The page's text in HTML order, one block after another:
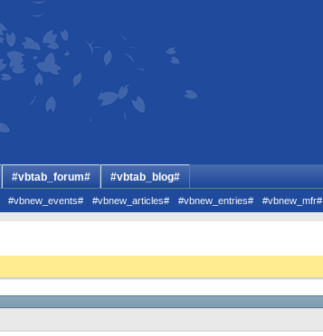
#vbnew_events# #vbnew_articles# #vbnew_entries# #vbnew_mfr#
#vbtab_forum# #vbtab_blog#